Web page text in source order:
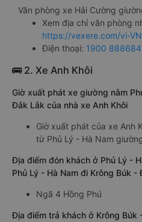
Văn phòng xe Hải Cường
Xem địa chỉ văn phòng
https://vexere.com/vi-
Điện thoại: 1900 888684
🚌 2. Xe Anh Khôi
Giờ xuất phát xe giường nằm
Đắk Lắk của nhà xe Anh Khôi
Giờ xuất phát của xe Anh
từ Phủ Lý - Hà Nam
Địa điểm đón khách ở Phủ Lý -
Phủ Lý - Hà Nam đi Krông Búk -
Ngã 4 Hồng Phú
Địa điểm trả khách ở Krông